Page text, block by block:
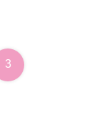
3